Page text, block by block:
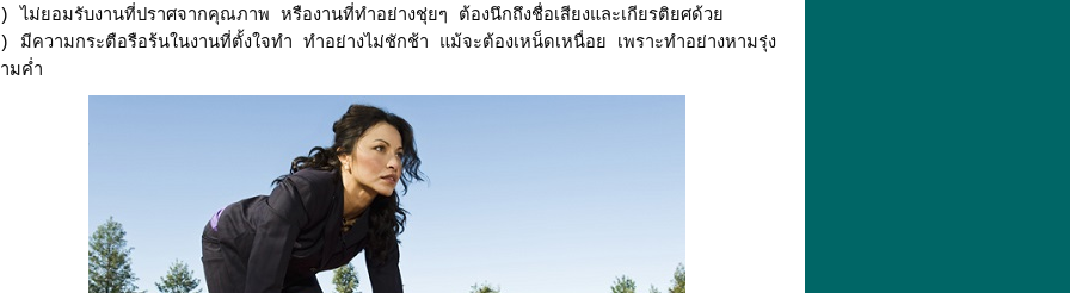
ไม่ยอมรับงานที่ปราศจากคุณภาพ หรืองานที่ทำอย่างชุ่ยๆ ต้องนึกถึงชื่อเสียงและเกียรติยศด้วย
มีความกระตือรือร้นในงานที่ตั้งใจทำ ทำอย่างไม่ชักช้า แม้จะต้องเหน็ดเหนื่อย เพราะทำอย่างหามรุ่ง
มค่ำ